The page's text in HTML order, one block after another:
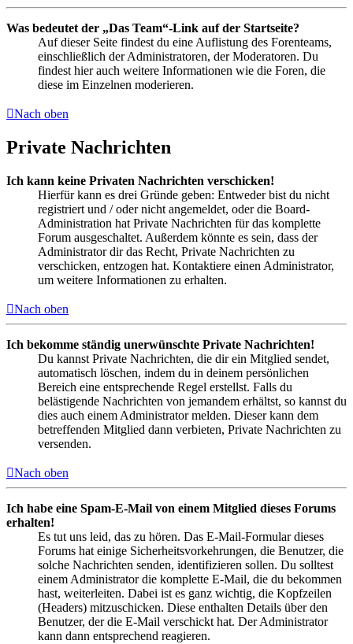
Was bedeutet der „Das Team“-Link auf der Startseite?
Auf dieser Seite findest du eine Auflistung des Forenteams,
einschließlich der Administratoren, der Moderatoren. Du
findest hier auch weitere Informationen wie die Foren, die
diese im Einzelnen moderieren.
Nach oben
Private Nachrichten
Ich kann keine Privaten Nachrichten verschicken!
Hierfür kann es drei Gründe geben: Entweder bist du nicht
registriert und / oder nicht angemeldet, oder die Board-
Administration hat Private Nachrichten für das komplette
Forum ausgeschaltet. Außerdem könnte es sein, dass der
Administrator dir das Recht, Private Nachrichten zu
verschicken, entzogen hat. Kontaktiere einen Administrator,
um weitere Informationen zu erhalten.
Nach oben
Ich bekomme ständig unerwünschte Private Nachrichten!
Du kannst Private Nachrichten, die dir ein Mitglied sendet,
automatisch löschen, indem du in deinem persönlichen
Bereich eine entsprechende Regel erstellst. Falls du
belästigende Nachrichten von jemandem erhältst, so kannst du
dies auch einem Administrator melden. Dieser kann dem
betreffenden Mitglied dann verbieten, Private Nachrichten zu
versenden.
Nach oben
Ich habe eine Spam-E-Mail von einem Mitglied dieses Forums
erhalten!
Es tut uns leid, das zu hören. Das E-Mail-Formular dieses
Forums hat einige Sicherheitsvorkehrungen, die Benutzer, die
solche Nachrichten senden, identifizieren sollen. Du solltest
einem Administrator die komplette E-Mail, die du bekommen
hast, weiterleiten. Dabei ist es ganz wichtig, die Kopfzeilen
(Headers) mitzuschicken. Diese enthalten Details über den
Benutzer, der die E-Mail verschickt hat. Der Administrator
kann dann entsprechend reagieren.